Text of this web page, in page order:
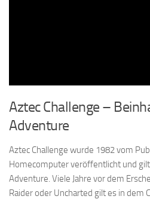
Aztec Challenge –
Adventure
Aztec Challenge wurde 1982 vom
Homecomputer veröffentlicht und
Adventure. Viele Jahre vor dem
Raider oder Uncharted gilt es in dem